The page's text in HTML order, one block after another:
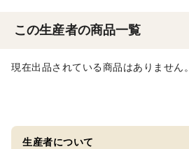
この生産者の商品一覧
現在出品されている商品はありません。
生産者について